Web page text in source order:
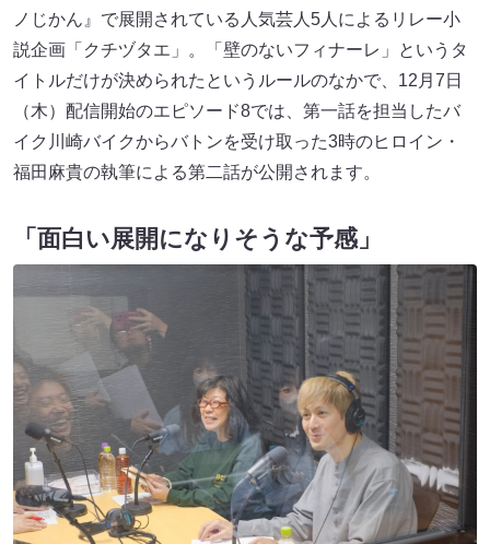
ノじかん』で展開されている人気芸人5人によるリレー小
説企画「クチヅタエ」。「壁のないフィナーレ」というタ
イトルだけが決められたというルールのなかで、12月7日
（木）配信開始のエピソード8では、第一話を担当したバ
イク川崎バイクからバトンを受け取った3時のヒロイン・
福田麻貴の執筆による第二話が公開されます。
「面白い展開になりそうな予感」